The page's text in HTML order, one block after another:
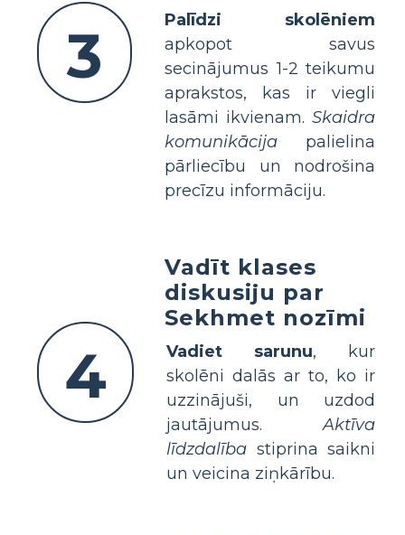
3
Palīdzi skolēniem
apkopot savus
secinājumus 1-2 teikumu
aprakstos, kas ir viegli
lasāmi ikvienam. Skaidra
komunikācija palielina
pārliecību un nodrošina
precīzu informāciju.
4
Vadīt klases
diskusiju par
Sekhmet nozīmi
Vadiet sarunu, kur
skolēni dalās ar to, ko ir
uzzinājuši, un uzdod
jautājumus.Aktīva
līdzdalība stiprina saikni
un veicina ziņkārību.